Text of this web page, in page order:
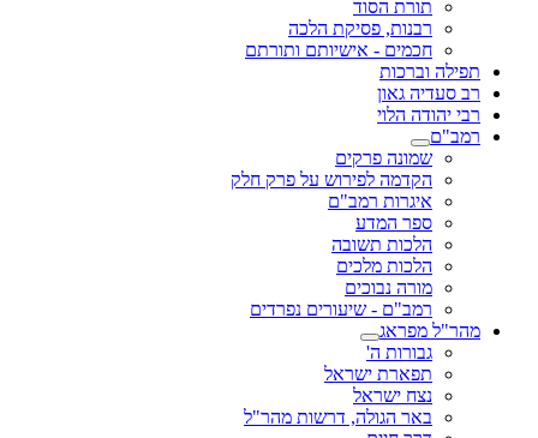
תורת הסוד
רבנות, פסיקת הלכה
חכמים - אישיותם ותורתם
תפילה וברכות
רב סעדיה גאון
רבי יהודה הלוי
רמב"ם
שמונה פרקים
הקדמה לפירוש על פרק חלק
איגרות רמב"ם
ספר המדע
הלכות תשובה
הלכות מלכים
מורה נבוכים
רמב"ם - שיעורים נפרדים
מהר"ל מפראג
גבורות ה'
תפארת ישראל
נצח ישראל
באר הגולה, דרשות מהר"ל